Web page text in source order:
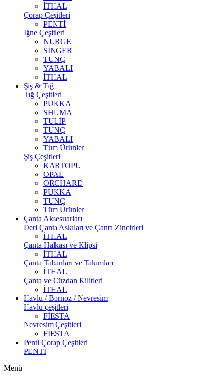
İTHAL
Çorap Çeşitleri
PENTİ
İğne Çeşitleri
NURGE
SİNGER
TUNÇ
YABALI
İTHAL
Şiş & Tığ
Tığ Çeşitleri
PUKKA
SHUMA
TULİP
TUNÇ
YABALI
Tüm Ürünler
Şiş Çeşitleri
KARTOPU
OPAL
ORCHARD
PUKKA
TUNÇ
Tüm Ürünler
Çanta Aksesuarları
Deri Çanta Askıları ve Çanta Zincirleri
İTHAL
Çanta Halkası ve Klipsi
İTHAL
Çanta Tabanları ve Takımları
İTHAL
Çanta ve Cüzdan Kilitleri
İTHAL
Havlu / Bornoz / Nevresim
Havlu çeşitleri
FİESTA
Nevresim Çeşitleri
FİESTA
Penti Çorap Çeşitleri
PENTİ
Menü